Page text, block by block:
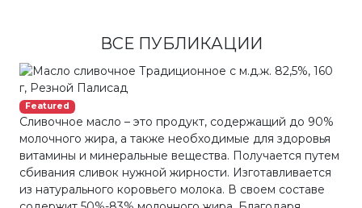
ВСЕ ПУБЛИКАЦИИ
Featured
Сливочное масло – это продукт, содержащий до 90%
молочного жира, а также необходимые для здоровья
витамины и минеральные вещества. Получается путем
сбивания сливок нужной жирности. Изготавливается
из натурального коровьего молока. В своем составе